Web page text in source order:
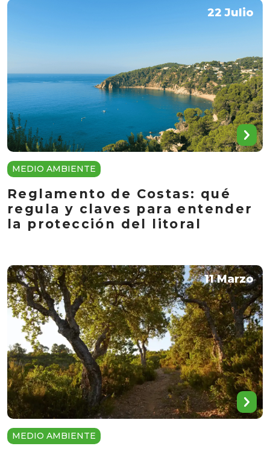
22 Julio
MEDIO AMBIENTE
Reglamento de Costas: qué
regula y claves para entender
la protección del litoral
11 Marzo
MEDIO AMBIENTE